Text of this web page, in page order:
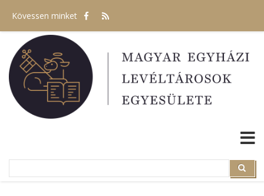
tartalomra
Kövessen minket
Search